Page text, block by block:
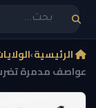
الرئيسية›
عواصف مدمرة تضرب